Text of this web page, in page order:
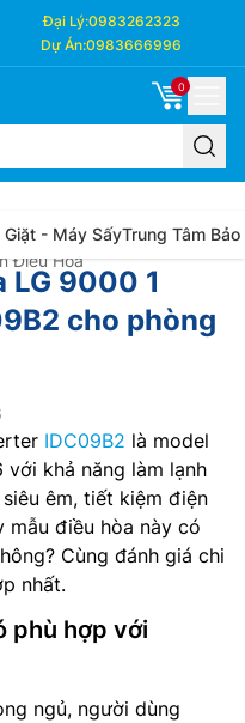
Đại Lý:0983262323
Dự Án:0983666996
0
Giặt - Máy SấyTrung Tâm Bảo
Điều Hòa
LG 9000 1
cho phòng
IDC09B2 là model
khả năng làm lạnh
êm, tiết kiệm điện
mẫu điều hòa này có
Cùng đánh giá chi
nhất.
phù hợp với
ngủ, người dùng